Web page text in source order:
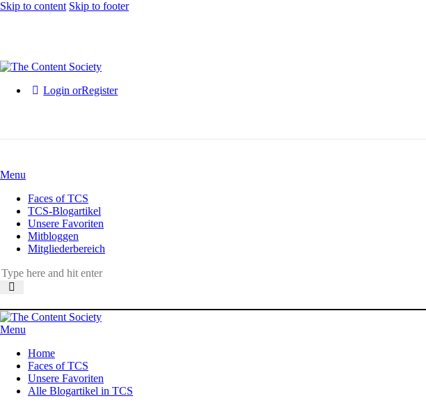
Skip to content Skip to footer
Login orRegister
Menu
Faces of TCS
TCS-Blogartikel
Unsere Favoriten
Mitbloggen
Mitgliederbereich
Menu
Home
Faces of TCS
Unsere Favoriten
Alle Blogartikel in TCS